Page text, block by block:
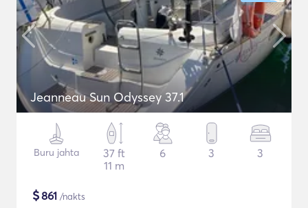
Jeanneau Sun Odyssey 37.1
Buru jahta
37 ft
11 m
6 3 3
$861 /nakts